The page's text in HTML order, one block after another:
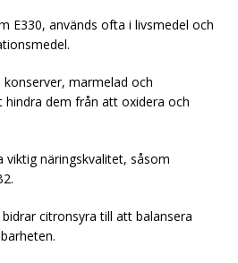
E330, används ofta i livsmedel och
marmelad och
dem från att oxidera och
näringskvalitet, såsom
citronsyra till att balansera